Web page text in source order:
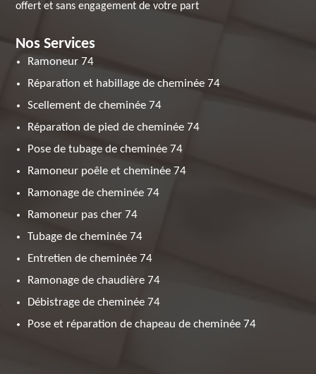
offert et sans engagement de votre part
Nos Services
Ramoneur 74
Réparation et habillage de cheminée 74
Scellement de cheminée 74
Réparation de pied de cheminée 74
Pose de tubage de cheminée 74
Ramoneur poêle et cheminée 74
Ramonage de cheminée 74
Ramoneur pas cher 74
Tubage de cheminée 74
Entretien de cheminée 74
Ramonage de chaudière 74
Débistrage de cheminée 74
Pose et réparation de chapeau de cheminée 74